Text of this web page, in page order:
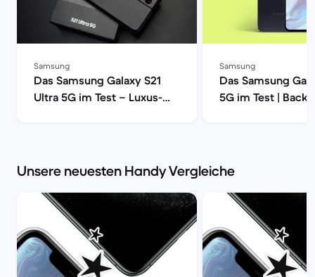
Samsung
Das Samsung Galaxy S21
Ultra 5G im Test – Luxus-
Samsung
Das Samsung
5G im Test | Back
Unsere neuesten Handy Vergleiche